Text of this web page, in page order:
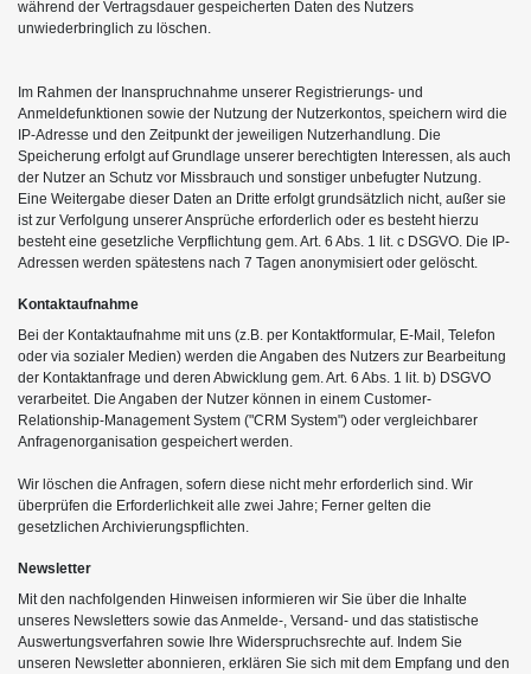
während der Vertragsdauer gespeicherten Daten des Nutzers
unwiederbringlich zu löschen.
Im Rahmen der Inanspruchnahme unserer Registrierungs- und
Anmeldefunktionen sowie der Nutzung der Nutzerkontos, speichern wird die
IP-Adresse und den Zeitpunkt der jeweiligen Nutzerhandlung. Die
Speicherung erfolgt auf Grundlage unserer berechtigten Interessen, als auch
der Nutzer an Schutz vor Missbrauch und sonstiger unbefugter Nutzung.
Eine Weitergabe dieser Daten an Dritte erfolgt grundsätzlich nicht, außer sie
ist zur Verfolgung unserer Ansprüche erforderlich oder es besteht hierzu
besteht eine gesetzliche Verpflichtung gem. Art. 6 Abs. 1 lit. c DSGVO. Die IP-
Adressen werden spätestens nach 7 Tagen anonymisiert oder gelöscht.
Kontaktaufnahme
Bei der Kontaktaufnahme mit uns (z.B. per Kontaktformular, E-Mail, Telefon
oder via sozialer Medien) werden die Angaben des Nutzers zur Bearbeitung
der Kontaktanfrage und deren Abwicklung gem. Art. 6 Abs. 1 lit. b) DSGVO
verarbeitet. Die Angaben der Nutzer können in einem Customer-
Relationship-Management System ("CRM System") oder vergleichbarer
Anfragenorganisation gespeichert werden.
Wir löschen die Anfragen, sofern diese nicht mehr erforderlich sind. Wir
überprüfen die Erforderlichkeit alle zwei Jahre; Ferner gelten die
gesetzlichen Archivierungspflichten.
Newsletter
Mit den nachfolgenden Hinweisen informieren wir Sie über die Inhalte
unseres Newsletters sowie das Anmelde-, Versand- und das statistische
Auswertungsverfahren sowie Ihre Widerspruchsrechte auf. Indem Sie
unseren Newsletter abonnieren, erklären Sie sich mit dem Empfang und den